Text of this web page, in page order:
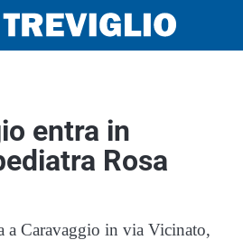
entra in
Rosa
a Caravaggio in via Vicinato,